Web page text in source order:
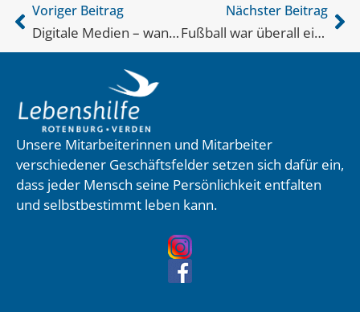
Voriger Beitrag
Digitale Medien – wann wird die Nutzung zu viel?
Nächster Beitrag
Fußball war überall ein Thema
Unsere Mitarbeiterinnen und Mitarbeiter
verschiedener Geschäftsfelder setzen sich dafür ein,
dass jeder Mensch seine Persönlichkeit entfalten
und selbstbestimmt leben kann.